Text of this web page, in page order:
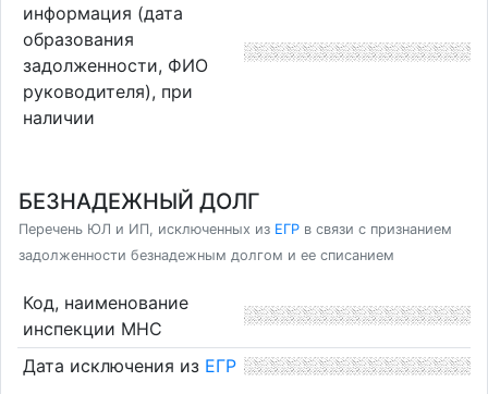
информация (дата
образования
задолженности, ФИО
руководителя), при
наличии
БЕЗНАДЕЖНЫЙ ДОЛГ
Перечень ЮЛ и ИП, исключенных из ЕГР в связи с признанием
задолженности безнадежным долгом и ее списанием
Код, наименование
инспекции МНС
Дата исключения из ЕГР